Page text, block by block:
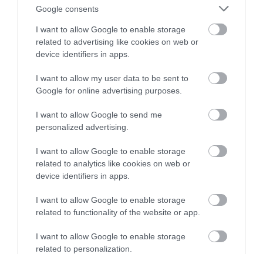
Google consents
I want to allow Google to enable storage
related to advertising like cookies on web or
device identifiers in apps.
I want to allow my user data to be sent to
Google for online advertising purposes.
I want to allow Google to send me
personalized advertising.
I want to allow Google to enable storage
related to analytics like cookies on web or
device identifiers in apps.
I want to allow Google to enable storage
related to functionality of the website or app.
I want to allow Google to enable storage
related to personalization.
A klímaváltozás ma már a
mindennapjaink része és nem tehetünk
2024. OKTÓBER 15. ● TURI DÁNIEL
eddiginél kétszer gyorsabb…